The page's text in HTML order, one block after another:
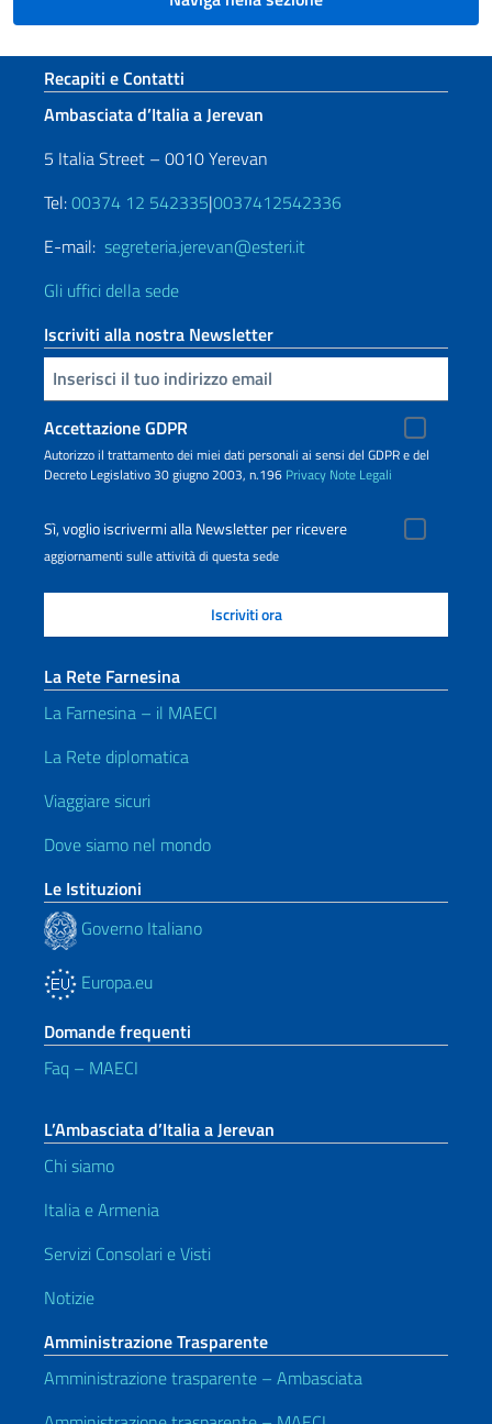
Sezione footer
Recapiti e Contatti
Ambasciata d’Italia a Jerevan
5 Italia Street – 0010 Yerevan
Tel:00374 12 542335|0037412542336
E-mail: segreteria.jerevan@esteri.it
Gli uffici della sede
Iscriviti alla nostra Newsletter
Inserisci la tua email
Accettazione GDPR
Autorizzo il trattamento dei miei dati personali ai sensi del GDPR e del
Decreto Legislativo 30 giugno 2003, n.196 Privacy Note Legali
Sì, voglio iscrivermi alla Newsletter per ricevere
aggiornamenti sulle attività di questa sede
La Rete Farnesina
La Farnesina – il MAECI
La Rete diplomatica
Viaggiare sicuri
Dove siamo nel mondo
Le Istituzioni
Governo Italiano
Europa.eu
Domande frequenti
Faq – MAECI
L’Ambasciata d’Italia a Jerevan
Chi siamo
Italia e Armenia
Servizi Consolari e Visti
Notizie
Amministrazione Trasparente
Amministrazione trasparente – Ambasciata